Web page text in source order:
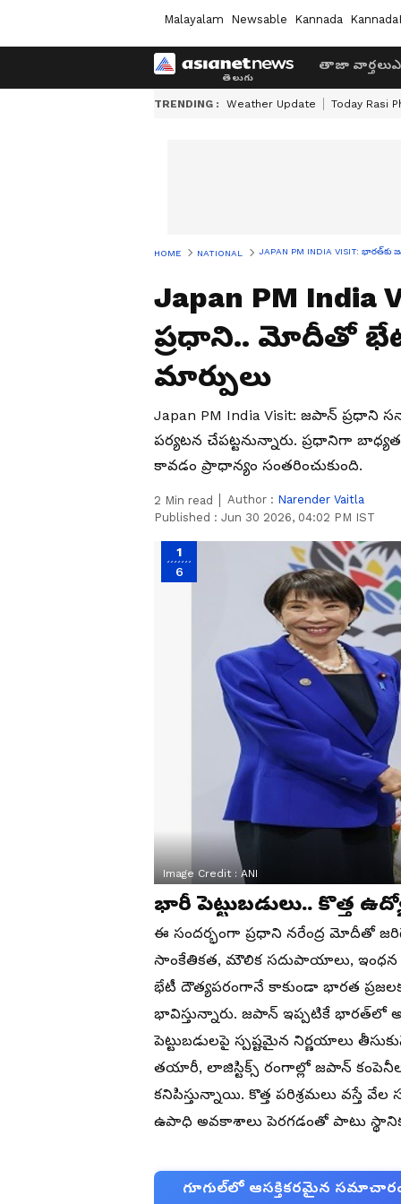
Malayalam Newsable Kannada
తాజా వార్తలు
TRENDING : Weather Update Today Rasi
HOME NATIONAL JAPAN PM INDIA VISIT:
Japan PM
ప్ర‌ధాని.. మోదీతో
మార్పులు
Japan PM India Visit: జపాన్
పర్యటన చేపట్టనున్నారు. ప్రధానిగా
కావడం ప్రాధాన్యం సంతరించుకుంది.
2 Min read Author : Narender Vaitla
Published : Jun 30 2026, 04:02 PM IST
1
6
Image Credit : ANI
భారీ పెట్టుబడులు.. కొత్త
ఈ సందర్భంగా ప్రధాని నరేంద్ర మోదీతో జరిగే
సాంకేతికత, మౌలిక సదుపాయాలు, ఇంధన
భేటీ దౌత్యపరంగానే కాకుండా భారత
భావిస్తున్నారు. జపాన్ ఇప్పటికే భారత్‌లో
పెట్టుబడులపై స్పష్టమైన నిర్ణయాలు
తయారీ, లాజిస్టిక్స్ రంగాల్లో జపాన్
కనిపిస్తున్నాయి. కొత్త పరిశ్రమలు వస్తే
ఉపాధి అవకాశాలు పెరగడంతో పాటు
గూగుల్‌లో ఆసక్తికరమైన